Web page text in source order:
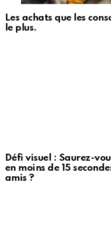
Les achats que les
le plus.
Défi visuel : Saurez-
en moins de 15
amis ?